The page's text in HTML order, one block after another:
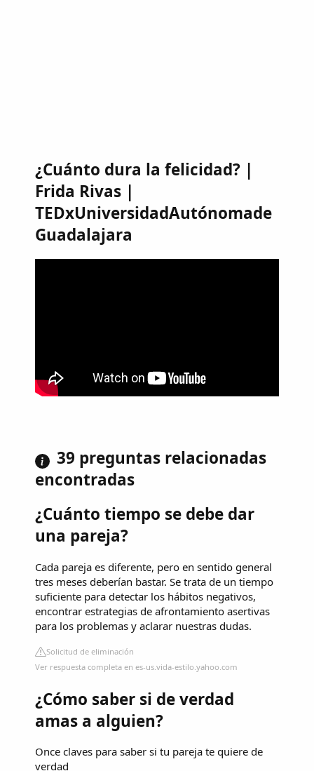
¿Cuánto dura la felicidad? |
Frida Rivas |
TEDxUniversidadAutónomade
Guadalajara
39 preguntas relacionadas
encontradas
¿Cuánto tiempo se debe dar
una pareja?
Cada pareja es diferente, pero en sentido general
tres meses deberían bastar. Se trata de un tiempo
suficiente para detectar los hábitos negativos,
encontrar estrategias de afrontamiento asertivas
para los problemas y aclarar nuestras dudas.
Solicitud de eliminación
Ver respuesta completa en es-us.vida-estilo.yahoo.com
¿Cómo saber si de verdad
amas a alguien?
Once claves para saber si tu pareja te quiere de
verdad